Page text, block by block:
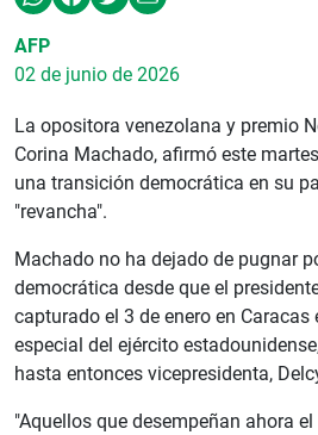
AFP
02 de junio de 2026
La opositora venezolana y premio
Corina Machado, afirmó este
una transición democrática en su
"revancha".
Machado no ha dejado de pugnar
democrática desde que el
capturado el 3 de enero en Caracas
especial del ejército
hasta entonces vicepresidenta,
"Aquellos que desempeñan ahora